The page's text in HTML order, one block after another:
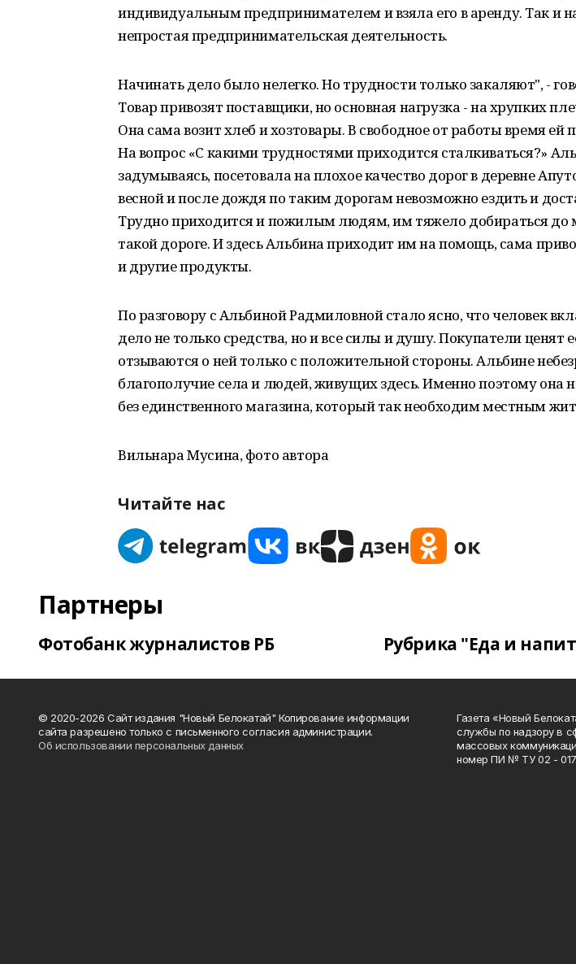
индивидуальным предпринимателем и взяла его в аренду. Так и
непростая предпринимательская деятельность.
Начинать дело было нелегко. Но трудности только закаляют", -
Товар привозят поставщики, но основная нагрузка - на хрупких
Она сама возит хлеб и хозтовары. В свободное от работы время ей
На вопрос «С какими трудностями приходится сталкиваться?»
задумываясь, посетовала на плохое качество дорог в деревне
весной и после дождя по таким дорогам невозможно ездить и
Трудно приходится и пожилым людям, им тяжело добираться до
такой дороге. И здесь Альбина приходит им на помощь, сама
и другие продукты.
По разговору с Альбиной Радмиловной стало ясно, что человек
дело не только средства, но и все силы и душу. Покупатели ценят
отзываются о ней только с положительной стороны. Альбине
благополучие села и людей, живущих здесь. Именно поэтому она
без единственного магазина, который так необходим местным
Вильнара Мусина, фото автора
Читайте нас
Партнеры
Фотобанк журналистов РБ Рубрика "Еда и
© 2020-2026 Сайт издания "Новый Белокатай" Копирование информации
сайта разрешено только с письменного согласия администрации.
Об использовании персональных данных
Газета «Новый
службы по надзору в
массовых
номер ПИ № ТУ 02 -